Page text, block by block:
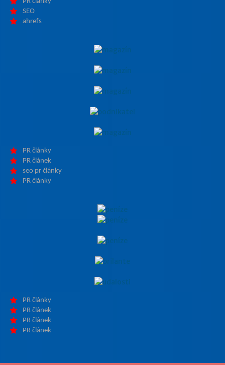
SEO
ahrefs
PR články
PR článek
seo pr články
PR články
PR články
PR článek
PR článek
PR článek